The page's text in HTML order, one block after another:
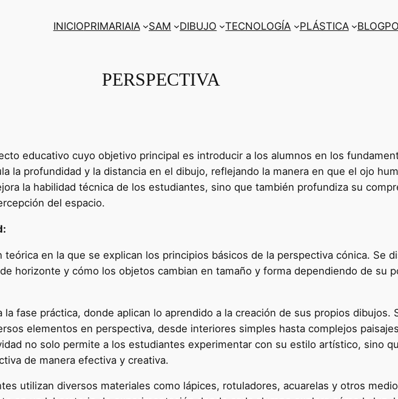
INICIOPRIMARIAIA SAM DIBUJO TECNOLOGÍA PLÁSTICA BLOG
PERSPECTIVA
educativo cuyo objetivo principal es introducir a los alumnos en los
la profundidad y la distancia en el dibujo, reflejando la manera en que el ojo
la habilidad técnica de los estudiantes, sino que también profundiza su
del espacio.
teórica en la que se explican los principios básicos de la perspectiva cónica. Se
horizonte y cómo los objetos cambian en tamaño y forma dependiendo de su
fase práctica, donde aplican lo aprendido a la creación de sus propios dibujos.
elementos en perspectiva, desde interiores simples hasta complejos
no solo permite a los estudiantes experimentar con su estilo artístico, sino
de manera efectiva y creativa.
utilizan diversos materiales como lápices, rotuladores, acuarelas y otros